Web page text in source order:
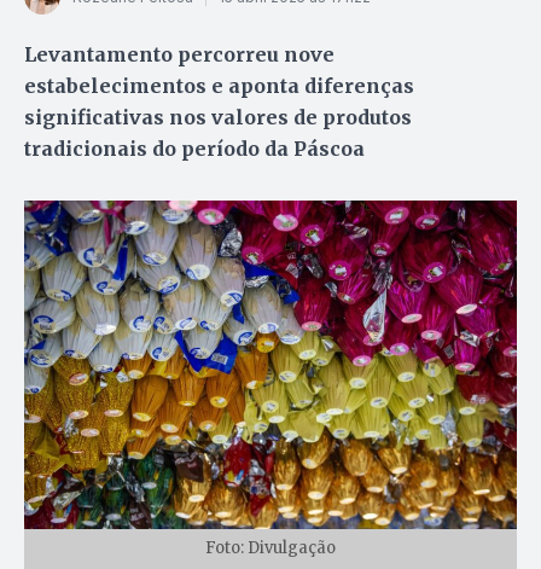
Levantamento percorreu nove
estabelecimentos e aponta diferenças
significativas nos valores de produtos
tradicionais do período da Páscoa
Foto: Divulgação